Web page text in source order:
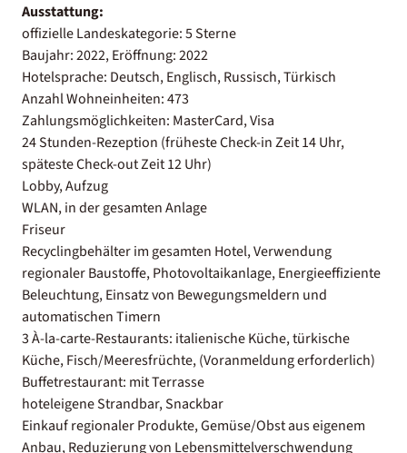
Ausstattung:
offizielle Landeskategorie: 5 Sterne
Baujahr: 2022, Eröffnung: 2022
Hotelsprache: Deutsch, Englisch, Russisch, Türkisch
Anzahl Wohneinheiten: 473
Zahlungsmöglichkeiten: MasterCard, Visa
24 Stunden-Rezeption (früheste Check-in Zeit 14 Uhr,
späteste Check-out Zeit 12 Uhr)
Lobby, Aufzug
WLAN, in der gesamten Anlage
Friseur
Recyclingbehälter im gesamten Hotel, Verwendung
regionaler Baustoffe, Photovoltaikanlage, Energieeffiziente
Beleuchtung, Einsatz von Bewegungsmeldern und
automatischen Timern
3 À-la-carte-Restaurants: italienische Küche, türkische
Küche, Fisch/Meeresfrüchte, (Voranmeldung erforderlich)
Buffetrestaurant: mit Terrasse
hoteleigene Strandbar, Snackbar
Einkauf regionaler Produkte, Gemüse/Obst aus eigenem
Anbau, Reduzierung von Lebensmittelverschwendung